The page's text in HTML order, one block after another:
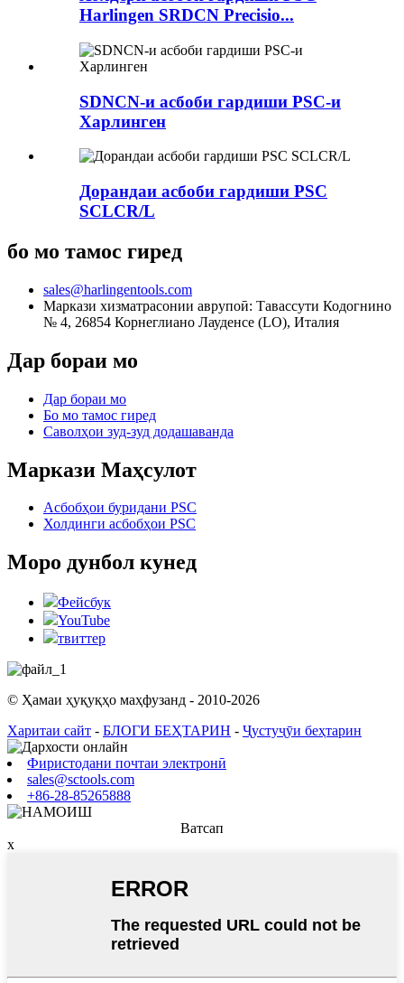
Harlingen SRDCN Precisio...
SDNCN-и асбоби гардиши PSC-и
Харлинген
Дорандаи асбоби гардиши PSC
SCLCR/L
бо мо тамос гиред
sales@harlingentools.com
Маркази хизматрасонии аврупоӣ: Тавассути Кодогнино
№ 4, 26854 Корнеглиано Лауденсе (LO), Италия
Дар бораи мо
Дар бораи мо
Бо мо тамос гиред
Саволҳои зуд-зуд додашаванда
Маркази Маҳсулот
Асбобҳои буридани PSC
Холдинги асбобҳои PSC
Моро дунбол кунед
Фейсбук
YouTube
твиттер
© Ҳамаи ҳуқуқҳо маҳфузанд - 2010-2026
Харитаи сайт - БЛОГИ БЕҲТАРИН - Ҷустуҷӯи беҳтарин
Фиристодани почтаи электронӣ
sales@sctools.com
+86-28-85265888
Ватсап
x